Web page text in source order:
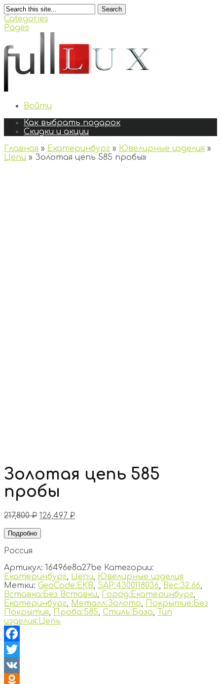
Search
Categories
Pages
Войти
Как выбрать подарок
Скидки и акции
Главная » Екатеринбург » Ювелирные изделия »
Цепи » Золотая цепь 585 пробы»
Золотая цепь 585
пробы
217,800₽ 126,497 ₽
Подробно
Россия
Артикул: 16496e8a27be Категории:
Екатеринбург, Цепи, Ювелирные изделия
Метки: GeoCode:EKB, SAP:4300118036, Вес:32.66,
Вставка:Без Вставки, Город:Екатеринбург,
Екатеринбург, Металл:Золото, Покрытие:Без
Покрытия, Проба:585, Стиль:База, Тип
изделия:Цепь
Facebook
Twitter
VK